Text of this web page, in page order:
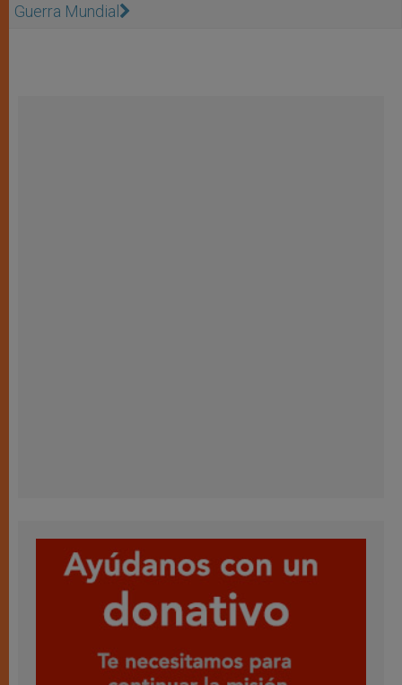
Guerra Mundial